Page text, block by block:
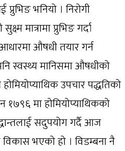
भनियो । निरोगी
मात्रामा प्रुभिङ गर्दा
औषधी तयार गर्न
स्वस्थ्य मानिसमा औषधीको
उपचार पद्धतिको
मा होमियोप्याथिकको
सदुपयोग गर्दै आज
भएको हो । विडम्बना नै